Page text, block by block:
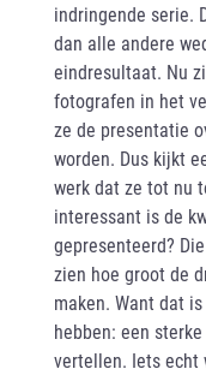
indringende serie.
dan alle andere
eindresultaat. Nu
fotografen in het
ze de presentatie
worden. Dus kijkt
werk dat ze tot nu
interessant is de
gepresenteerd?
zien hoe groot de
maken. Want dat
hebben: een
vertellen. Iets